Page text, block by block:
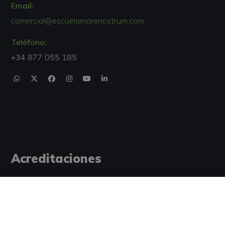
Email:
comercial@escuelamarenostrum.com
Teléfono:
+34 877 055 185
Acreditaciones